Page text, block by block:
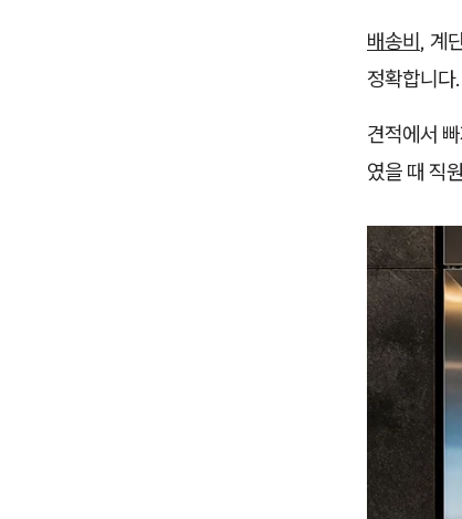
배송비, 계
정확합니다.
견적에서
였을 때 직